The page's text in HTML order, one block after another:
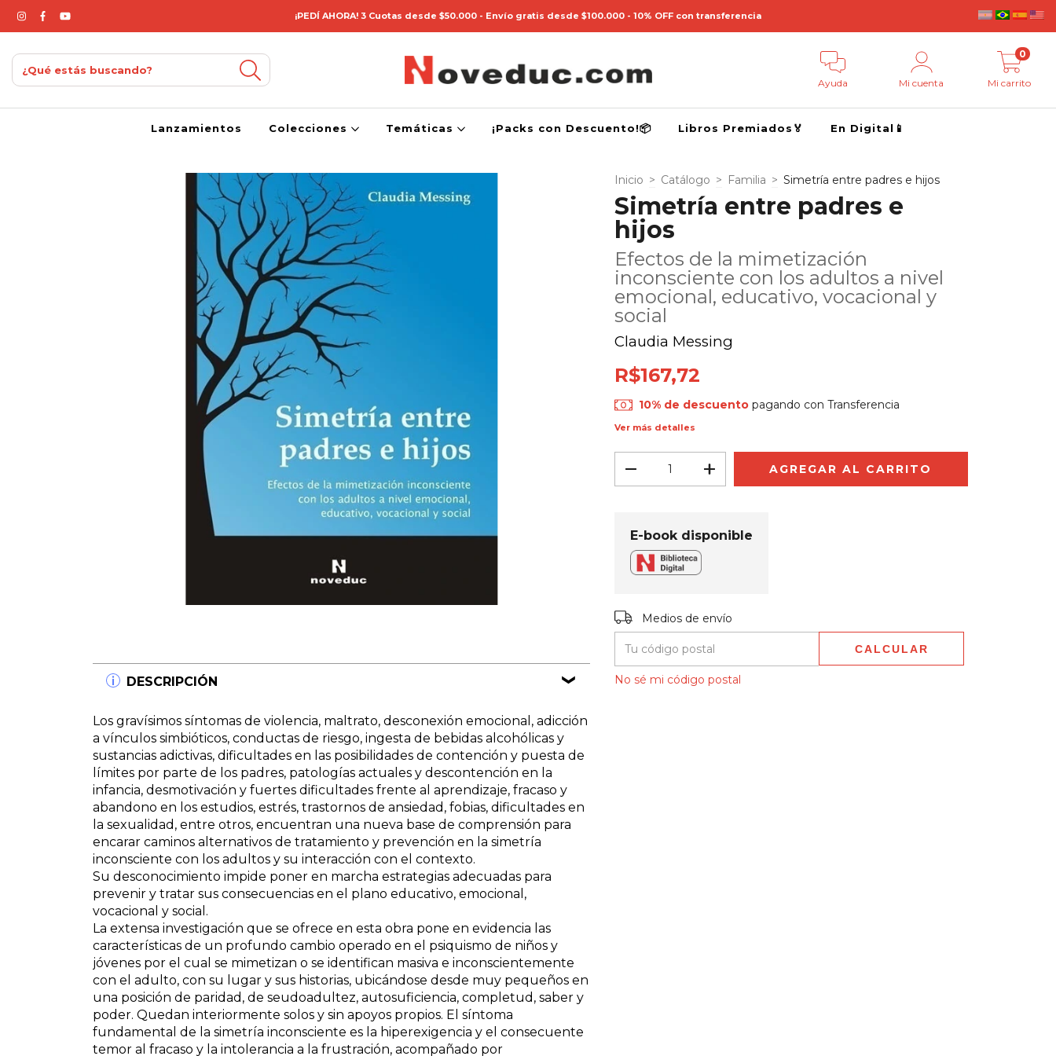
¡PEDÍ AHORA! 3 Cuotas desde $50.000 - Envío gratis desde $100.000 - 10% OFF con transferencia
Ayuda Mi cuenta Mi carrito
0
Lanzamientos Colecciones Temáticas ¡Packs con Descuento!📦 Libros Premiados🏅 En Digital📱
DESCRIPCIÓN
Los gravísimos síntomas de violencia, maltrato, desconexión emocional, adicción
a vínculos simbióticos, conductas de riesgo, ingesta de bebidas alcohólicas y
sustancias adictivas, dificultades en las posibilidades de contención y puesta de
límites por parte de los padres, patologías actuales y descontención en la
infancia, desmotivación y fuertes dificultades frente al aprendizaje, fracaso y
abandono en los estudios, estrés, trastornos de ansiedad, fobias, dificultades en
la sexualidad, entre otros, encuentran una nueva base de comprensión para
encarar caminos alternativos de tratamiento y prevención en la simetría
inconsciente con los adultos y su interacción con el contexto.
Su desconocimiento impide poner en marcha estrategias adecuadas para
prevenir y tratar sus consecuencias en el plano educativo, emocional,
vocacional y social.
La extensa investigación que se ofrece en esta obra pone en evidencia las
características de un profundo cambio operado en el psiquismo de niños y
jóvenes por el cual se mimetizan o se identifican masiva e inconscientemente
con el adulto, con su lugar y sus historias, ubicándose desde muy pequeños en
una posición de paridad, de seudoadultez, autosuficiencia, completud, saber y
poder. Quedan interiormente solos y sin apoyos propios. El síntoma
fundamental de la simetría inconsciente es la hiperexigencia y el consecuente
temor al fracaso y la intolerancia a la frustración, acompañado por
Inicio > Catálogo > Familia > Simetría entre padres e hijos
Simetría entre padres e
hijos
Efectos de la mimetización
inconsciente con los adultos a nivel
emocional, educativo, vocacional y
social
Claudia Messing
R$167,72
10% de descuento pagando con Transferencia
Ver más detalles
E-book disponible
Entregas para el CP:
Medios de envío
CALCULAR
No sé mi código postal